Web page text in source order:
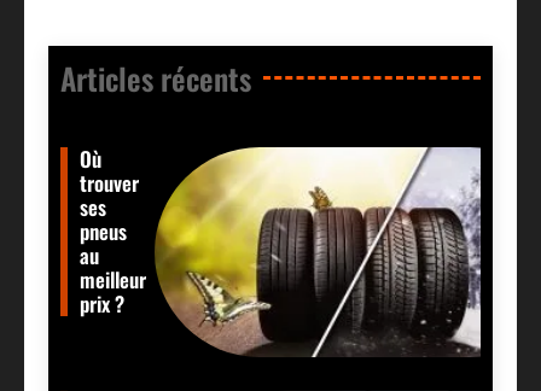
Articles récents​
Où
trouver
ses
pneus
au
meilleur
prix ?